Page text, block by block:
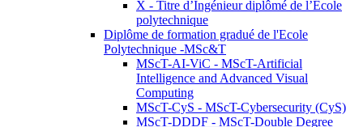
X - Titre d’Ingénieur diplômé de l’École
polytechnique
Diplôme de formation gradué de l'Ecole
Polytechnique -MSc&T
MScT-AI-ViC - MScT-Artificial
Intelligence and Advanced Visual
Computing
MScT-CyS - MScT-Cybersecurity (CyS)
MScT-DDDF - MScT-Double Degree